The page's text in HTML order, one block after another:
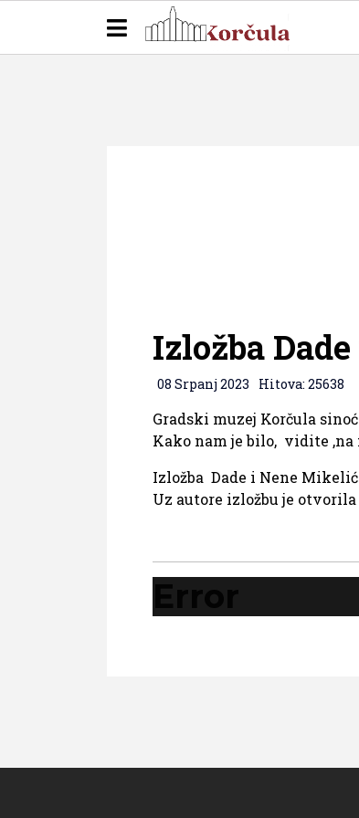
Izložba
08 Srpanj 2023 Hitova: 25638
Gradski muzej Korčula
Kako nam je bilo, vidite ,na
Izložba Dade i Nene
Uz autore izložbu je